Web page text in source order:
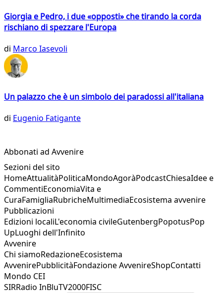
Giorgia e Pedro, i due «opposti» che tirando la corda
rischiano di spezzare l'Europa
di Marco Iasevoli
Un palazzo che è un simbolo dei paradossi all'italiana
di Eugenio Fatigante
Abbonati ad Avvenire
Sezioni del sito
HomeAttualitàPoliticaMondoAgoràPodcastChiesaIdee e
CommentiEconomiaVita e
CuraFamigliaRubricheMultimediaEcosistema avvenire
Pubblicazioni
Edizioni localiL'economia civileGutenbergPopotusPop
UpLuoghi dell'Infinito
Avvenire
Chi siamoRedazioneEcosistema
AvvenirePubblicitàFondazione AvvenireShopContatti
Mondo CEI
SIRRadio InBluTV2000FISC